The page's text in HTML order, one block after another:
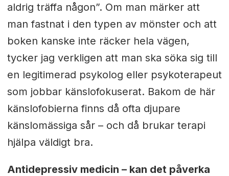
aldrig träffa någon”. Om man märker att
man fastnat i den typen av mönster och att
boken kanske inte räcker hela vägen,
tycker jag verkligen att man ska söka sig till
en legitimerad psykolog eller psykoterapeut
som jobbar känslofokuserat. Bakom de här
känslofobierna finns då ofta djupare
känslomässiga sår – och då brukar terapi
hjälpa väldigt bra.
Antidepressiv medicin – kan det påverka